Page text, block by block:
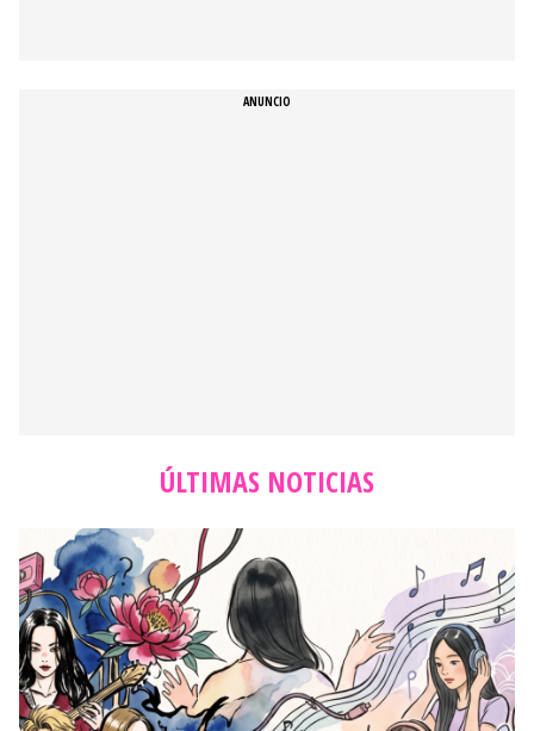
ÚLTIMAS NOTICIAS